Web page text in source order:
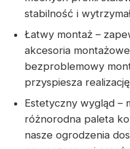
stabilność i
Łatwy montaż –
akcesoria
bezproblemowy
przyspiesza
Estetyczny wygląd –
różnorodna paleta
nasze ogrodzenia